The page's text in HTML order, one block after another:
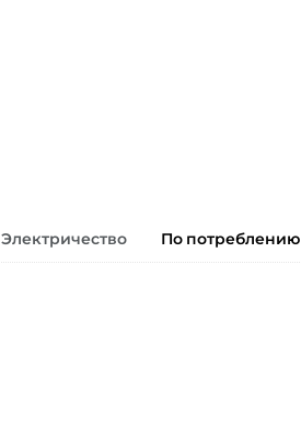
Электричество
По потреблению